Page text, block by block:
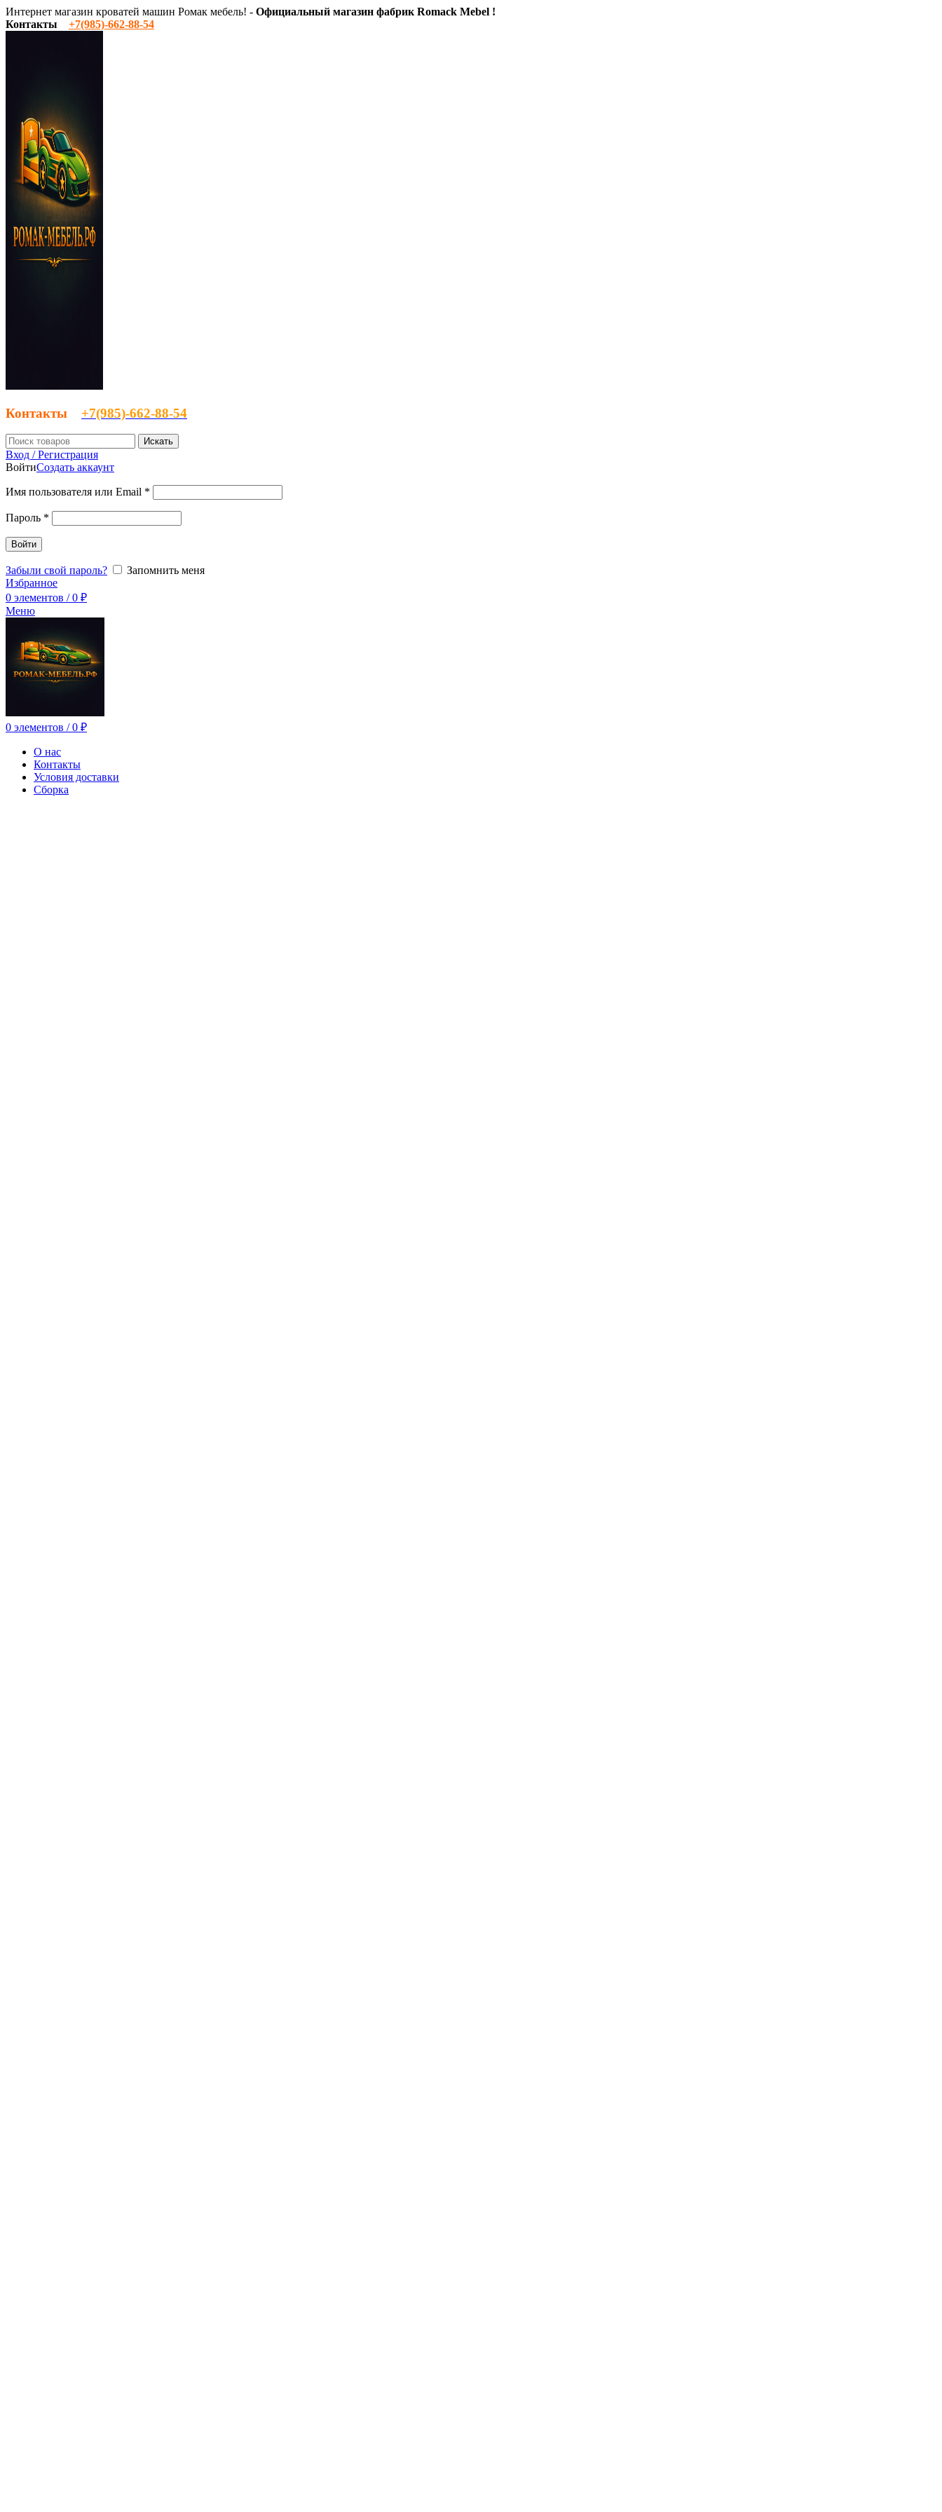
Интернет магазин кроватей машин Ромак мебель! - Официальный магазин фабрик Romack Mebel !
Контакты
‎+7(985)-662-88-54
Контакты ‎+7(985)-662-88-54
Искать
Вход / Регистрация
ВойтиСоздать аккаунт
Имя пользователя или Email *
Пароль *
Войти
Забыли свой пароль?
Запомнить меня
Избранное
0 элементов / 0 ₽
Меню
0 элементов / 0 ₽
О нас
Контакты
Условия доставки
Сборка